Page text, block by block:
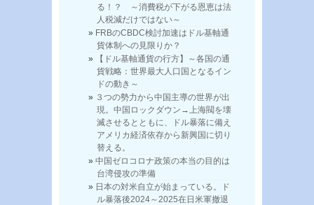
る！？ ～消費税が下がる恩恵は法
人税減だけではない～
FRBのCBDC検討加速はドル基軸通
貨体制への見限りか？
【ドル基軸通貨の行方】～各国の通
貨戦略：世界最大人口国となるイン
ドの動き～
３つの勢力から中国主導の世界が出
現。中国ロックダウン→上海閥を壊
滅させるとともに、ドル暴落に備え
アメリカ経済依存から新興国に切り
替える。
中国ゼロコロナ政策の本当の目的は
台湾侵攻の準備
日本の対米自立が始まっている。ド
ル暴落後2024～2025在日米軍撤退